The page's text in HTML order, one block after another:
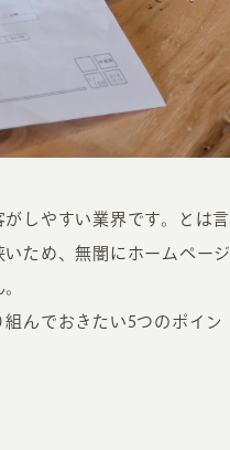
ページ制作
しやすい業界です。とは言
ため、無闇にホームページ
んでおきたい5つのポイン